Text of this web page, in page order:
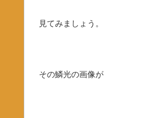
見てみましょう。
その鱗光の画像が